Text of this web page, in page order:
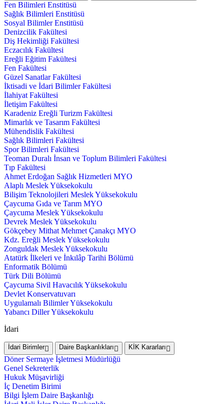
Fen Bilimleri Enstitüsü
Sağlık Bilimleri Enstitüsü
Sosyal Bilimler Enstitüsü
Denizcilik Fakültesi
Diş Hekimliği Fakültesi
Eczacılık Fakültesi
Ereğli Eğitim Fakültesi
Fen Fakültesi
Güzel Sanatlar Fakültesi
İktisadi ve İdari Bilimler Fakültesi
İlahiyat Fakültesi
İletişim Fakültesi
Karadeniz Ereğli Turizm Fakültesi
Mimarlık ve Tasarım Fakültesi
Mühendislik Fakültesi
Sağlık Bilimleri Fakültesi
Spor Bilimleri Fakültesi
Teoman Duralı İnsan ve Toplum Bilimleri Fakültesi
Tıp Fakültesi
Ahmet Erdoğan Sağlık Hizmetleri MYO
Alaplı Meslek Yüksekokulu
Bilişim Teknolojileri Meslek Yüksekokulu
Çaycuma Gıda ve Tarım MYO
Çaycuma Meslek Yüksekokulu
Devrek Meslek Yüksekokulu
Gökçebey Mithat Mehmet Çanakçı MYO
Kdz. Ereğli Meslek Yüksekokulu
Zonguldak Meslek Yüksekokulu
Atatürk İlkeleri ve İnkılâp Tarihi Bölümü
Enformatik Bölümü
Türk Dili Bölümü
Çaycuma Sivil Havacılık Yüksekokulu
Devlet Konservatuvarı
Uygulamalı Bilimler Yüksekokulu
Yabancı Diller Yüksekokulu
İdari
İdari Birimler Daire Başkanlıkları KİK Kararları
Döner Sermaye İşletmesi Müdürlüğü
Genel Sekreterlik
Hukuk Müşavirliği
İç Denetim Birimi
Bilgi İşlem Daire Başkanlığı